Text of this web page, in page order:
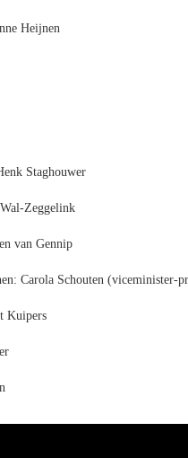
Heijnen
Staghouwer
Zeggelink
van Gennip
Carola Schouten (viceminister-
Kuipers